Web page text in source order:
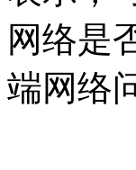
网络是
端网络